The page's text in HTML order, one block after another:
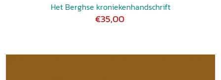
Het Berghse kroniekenhandschrift
€35,00